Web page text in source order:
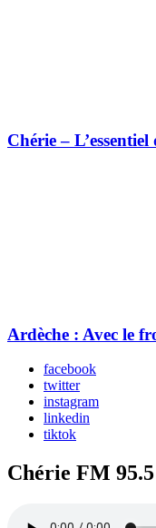
Chérie –
Ardèche : Avec le
facebook
twitter
instagram
linkedin
tiktok
Chérie FM 95.5